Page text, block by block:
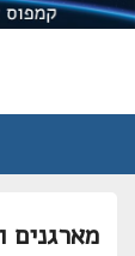
מארגנים